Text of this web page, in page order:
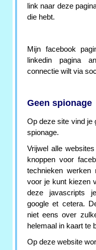
link naar deze
die hebt.
Mijn facebook
linkedin pagina
connectie wilt via
Geen spionage
Op deze site vind je
spionage.
Vrijwel alle
knoppen voor
technieken werken
voor je kunt kiezen
deze javascripts
google et cetera.
niet eens over
helemaal in kaart te
Op deze website